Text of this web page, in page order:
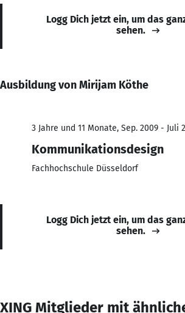
Logg Dich jetzt ein, um das
sehen.
Ausbildung von Mirijam Köthe
3 Jahre und 11 Monate, Sep. 2009 - Juli
Kommunikationsdesign
Fachhochschule Düsseldorf
Logg Dich jetzt ein, um das
sehen.
XING Mitglieder mit